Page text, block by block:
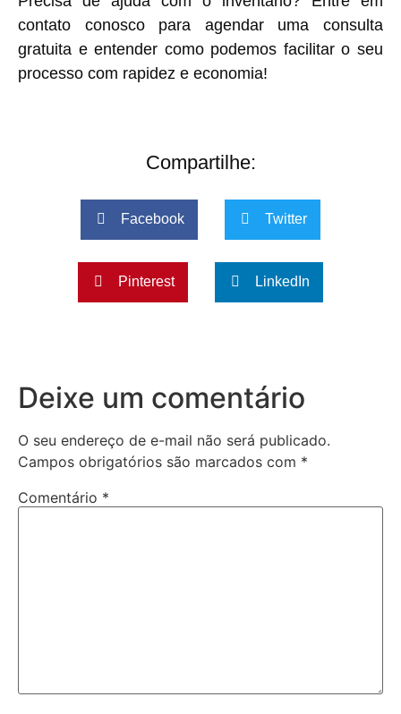
contato conosco para agendar uma consulta
gratuita e entender como podemos facilitar o seu
processo com rapidez e economia!
Compartilhe:
Facebook Twitter
Pinterest LinkedIn
Deixe um comentário
O seu endereço de e-mail não será publicado.
Campos obrigatórios são marcados com *
Comentário *